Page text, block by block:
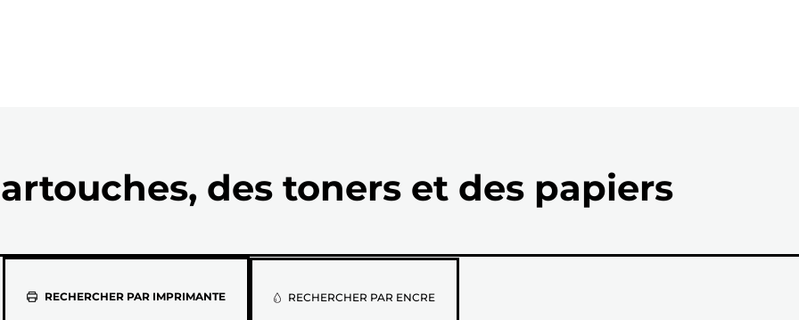
des toners et des papiers
RECHERCHER PAR IMPRIMANTESélectionnez
RECHERCHER PAR ENCRE